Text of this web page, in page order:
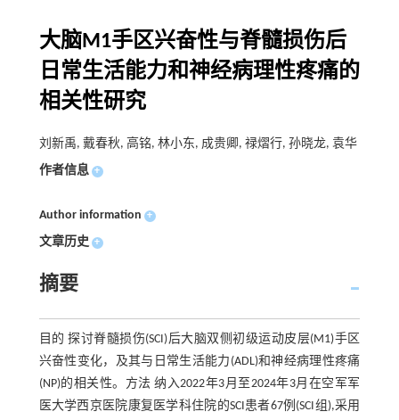
大脑M1手区兴奋性与脊髓损伤后
日常生活能力和神经病理性疼痛的
相关性研究
刘新禹, 戴春秋, 高铭, 林小东, 成贵卿, 禄熠行, 孙晓龙, 袁华
作者信息 +
Author information +
文章历史 +
摘要
目的 探讨脊髓损伤(SCI)后大脑双侧初级运动皮层(M1)手区
兴奋性变化，及其与日常生活能力(ADL)和神经病理性疼痛
(NP)的相关性。方法 纳入2022年3月至2024年3月在空军军
医大学西京医院康复医学科住院的SCI患者67例(SCI组),采用